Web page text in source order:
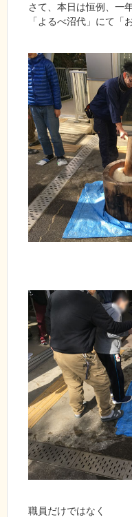
さて、本日は恒例、一
「よるべ沼代」にて「
職員だけではなく